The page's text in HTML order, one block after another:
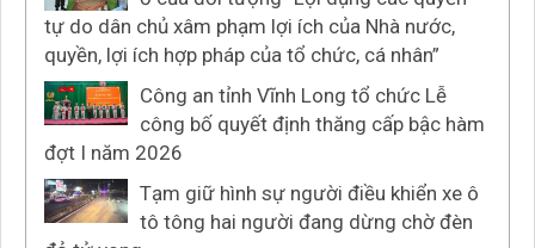
tự do dân chủ xâm phạm lợi ích của Nhà nước,
quyền, lợi ích hợp pháp của tổ chức, cá nhân”
Công an tỉnh Vĩnh Long tổ chức Lễ
công bố quyết định thăng cấp bậc hàm
đợt I năm 2026
Tạm giữ hình sự người điều khiển xe ô
tô tông hai người đang dừng chờ đèn